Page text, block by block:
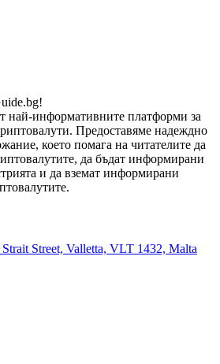
най-информативните платформи за
Предоставяме надеждно
което помага на читателите да
да бъдат информирани
и да вземат информирани
Street, Valletta, VLT 1432, Malta